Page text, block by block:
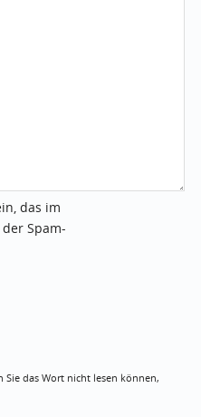
das im
Spam-
Sie das Wort nicht lesen können,